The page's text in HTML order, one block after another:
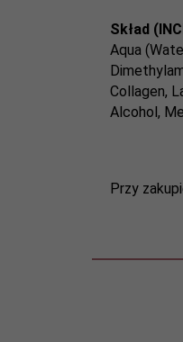
Skład
Aqua
Collagen,
Alcohol,
Przy